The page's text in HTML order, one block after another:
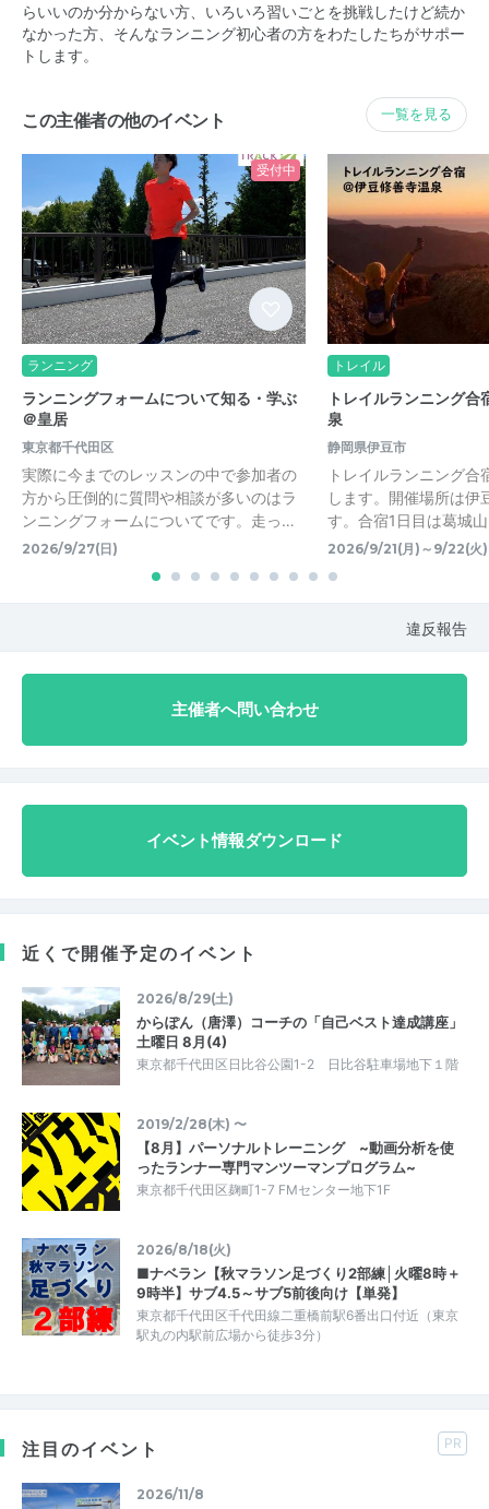
らいいのか分からない方、いろいろ習いごとを挑戦したけど続か
なかった方、そんなランニング初心者の方をわたしたちがサポー
トします。
この主催者の他のイベント 一覧を見る
受付中
ランニング
ランニングフォームについて知る・学ぶ
＠皇居
東京都千代田区
実際に今までのレッスンの中で参加者の
方から圧倒的に質問や相談が多いのはラ
ンニングフォームについてです。走っ…
2026/9/27(日)
トレイル
トレイルランニング合
泉
静岡県伊豆市
トレイルランニング合
します。開催場所は伊
す。合宿1日目は葛城
2026/9/21(月)～9/22(火)
違反報告
主催者へ問い合わせ
イベント情報ダウンロード
近くで開催予定のイベント
2026/8/29(土)
からぽん（唐澤）コーチの「自己ベスト達成講座」
土曜日 8月(4)
東京都千代田区日比谷公園1-2 日比谷駐車場地下１階
2019/2/28(木) 〜
【8月】パーソナルトレーニング ~動画分析を使
ったランナー専門マンツーマンプログラム~
東京都千代田区麹町1-7 FMセンター地下1F
2026/8/18(火)
■ナベラン【秋マラソン足づくり2部練│火曜8時＋
9時半】サブ4.5～サブ5前後向け【単発】
東京都千代田区千代田線二重橋前駅6番出口付近（東京
駅丸の内駅前広場から徒歩3分）
注目のイベント PR
2026/11/8